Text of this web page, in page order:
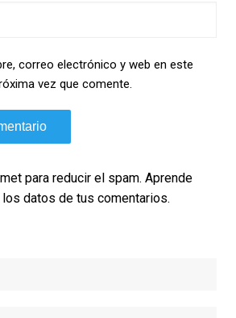
correo electrónico y web en este
vez que comente.
para reducir el spam. Aprende
datos de tus comentarios.